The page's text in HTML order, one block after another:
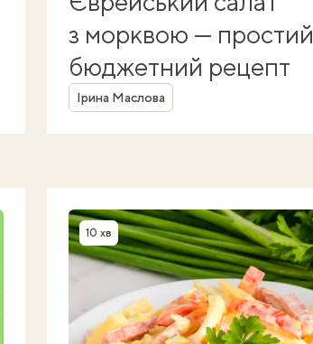
з морквою — простий
бюджетний рецепт
Автор
Ірина Маслова
Час приготування
10 хв